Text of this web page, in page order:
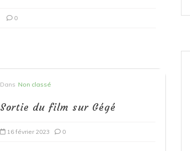
0
Dans Non classé
Sortie du film sur Gégé
16 février 2023 0